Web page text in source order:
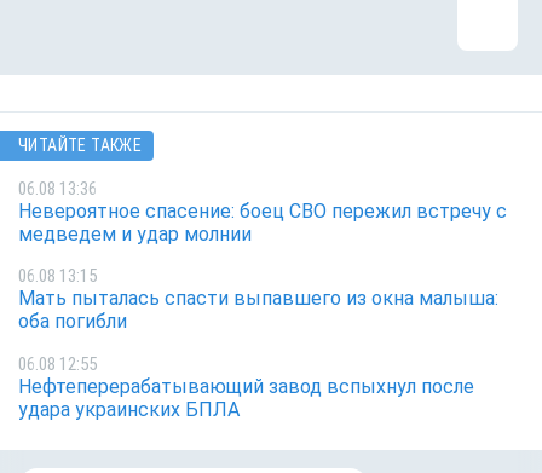
ЧИТАЙТЕ ТАКЖЕ
06.08 13:36
Невероятное спасение: боец СВО пережил встречу с
медведем и удар молнии
06.08 13:15
Мать пыталась спасти выпавшего из окна малыша:
оба погибли
06.08 12:55
Нефтеперерабатывающий завод вспыхнул после
удара украинских БПЛА